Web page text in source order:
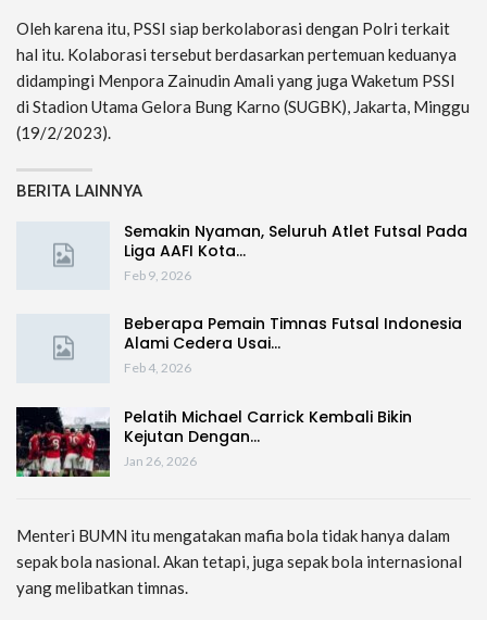
Oleh karena itu, PSSI siap berkolaborasi dengan Polri terkait
hal itu. Kolaborasi tersebut berdasarkan pertemuan keduanya
didampingi Menpora Zainudin Amali yang juga Waketum PSSI
di Stadion Utama Gelora Bung Karno (SUGBK), Jakarta, Minggu
(19/2/2023).
BERITA LAINNYA
Semakin Nyaman, Seluruh Atlet Futsal Pada
Liga AAFI Kota…
Feb 9, 2026
Beberapa Pemain Timnas Futsal Indonesia
Alami Cedera Usai…
Feb 4, 2026
Pelatih Michael Carrick Kembali Bikin
Kejutan Dengan…
Jan 26, 2026
Menteri BUMN itu mengatakan mafia bola tidak hanya dalam
sepak bola nasional. Akan tetapi, juga sepak bola internasional
yang melibatkan timnas.